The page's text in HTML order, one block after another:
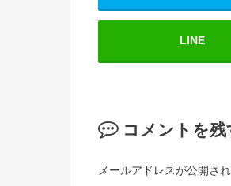
LINE
コメントを残
メールアドレスが公開さ